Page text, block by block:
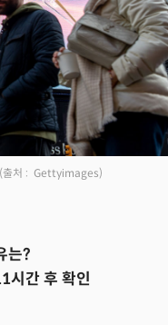
(출처 : Gettyimages)
는?
시간 후 확인